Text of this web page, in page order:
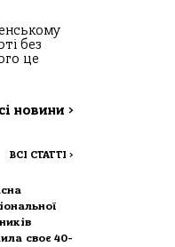
без
це
новини >
ВСІ СТАТТІ >
своє 40-